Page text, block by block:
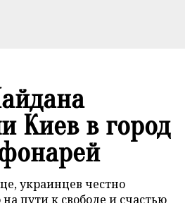
Киев в город
украинцев честно
пути к свободе и счастью